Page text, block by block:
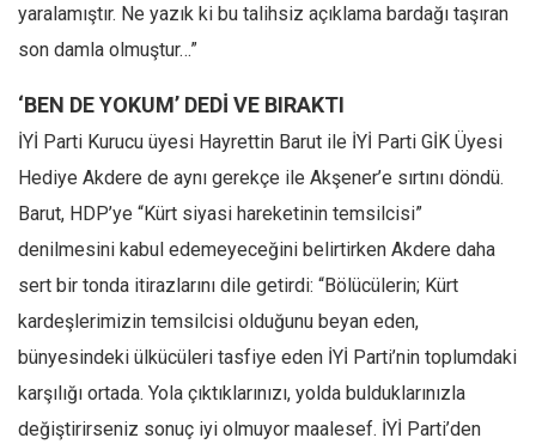
yaralamıştır. Ne yazık ki bu talihsiz açıklama bardağı taşıran
son damla olmuştur…”
‘BEN DE YOKUM’ DEDİ VE BIRAKTI
İYİ Parti Kurucu üyesi Hayrettin Barut ile İYİ Parti GİK Üyesi
Hediye Akdere de aynı gerekçe ile Akşener’e sırtını döndü.
Barut, HDP’ye “Kürt siyasi hareketinin temsilcisi”
denilmesini kabul edemeyeceğini belirtirken Akdere daha
sert bir tonda itirazlarını dile getirdi: “Bölücülerin; Kürt
kardeşlerimizin temsilcisi olduğunu beyan eden,
bünyesindeki ülkücüleri tasfiye eden İYİ Parti’nin toplumdaki
karşılığı ortada. Yola çıktıklarınızı, yolda bulduklarınızla
değiştirirseniz sonuç iyi olmuyor maalesef. İYİ Parti’den